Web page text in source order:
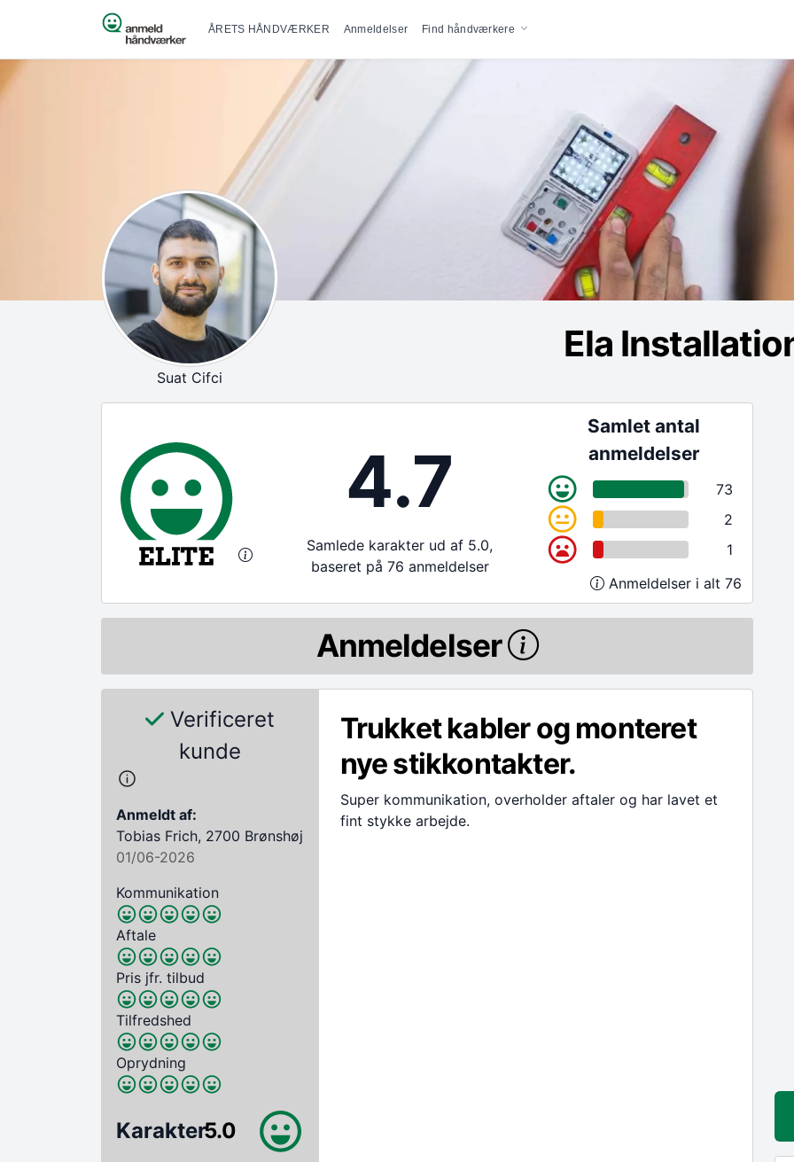
Spring til indhold Primær navigation
ÅRETS HÅNDVÆRKER Anmeldelser Find håndværkere
Suat Cifci
Ela
4.7
Samlede karakter ud af 5.0,
baseret på 76 anmeldelser
Samlet antal
anmeldelser
73
2
1
Anmeldelser i alt 76
Anmeldelser
Verificeret
kunde
Anmeldt af:
Tobias Frich, 2700 Brønshøj
01/06-2026
Kommunikation
Aftale
Pris jfr. tilbud
Tilfredshed
Oprydning
Karakter5.0
Trukket kabler og monteret
nye stikkontakter.
Super kommunikation, overholder aftaler og har lavet et
fint stykke arbejde.